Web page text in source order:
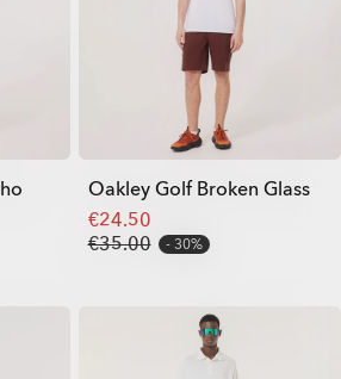
Oakley Golf Broken Glass
€24.50
€35.00
30%